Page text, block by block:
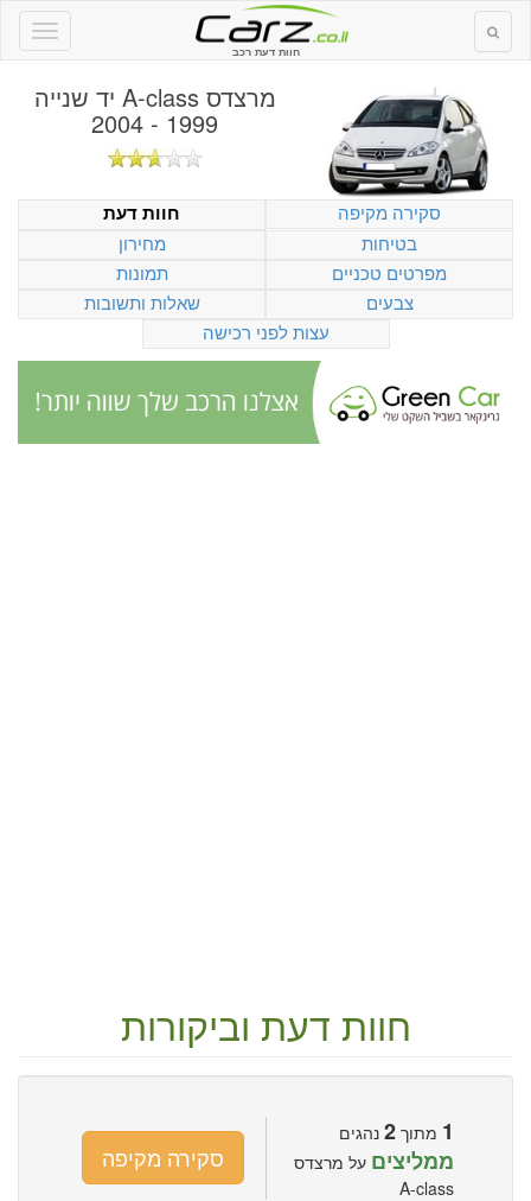
חוות דעת רכב
מרצדס A-class יד שנייה
1999 - 2004
סקירה מקיפה
חוות דעת
בטיחות
מחירון
מפרטים טכניים
תמונות
צבעים
שאלות ותשובות
עצות לפני רכישה
חוות דעת וביקורות
1 מתוך 2 נהגים
ממליצים על מרצדס
A-class
סקירה מקיפה